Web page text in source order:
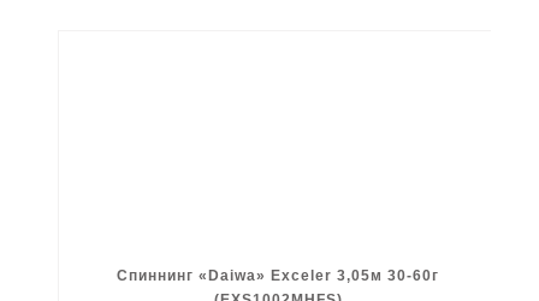
Спиннинг «Daiwa» Exceler 3,05м 30-60г